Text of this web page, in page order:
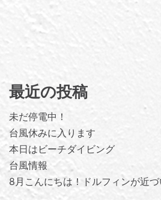
最近の投稿
未だ停電中！
台風休みに入ります
本日はビーチダイビング
台風情報
8月こんにちは！ドルフィンが近づ